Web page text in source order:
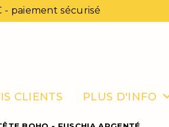
paiement sécurisé
CLIENTS PLUS D'INFO